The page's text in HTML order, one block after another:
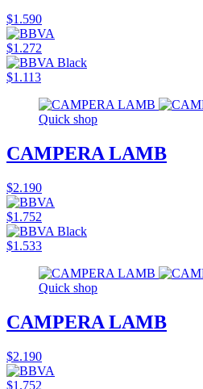
$1.590
$1.272
$1.113
Quick shop
CAMPERA LAMB
$2.190
$1.752
$1.533
Quick shop
CAMPERA LAMB
$2.190
$1.752